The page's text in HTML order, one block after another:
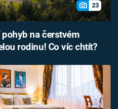
23
na čerstvém
rodinu! Co víc chtít?